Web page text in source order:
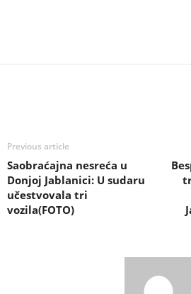
Previous article
Saobraćajna nesreća u
Donjoj Jablanici: U sudaru
učestvovala tri
vozila(FOTO)